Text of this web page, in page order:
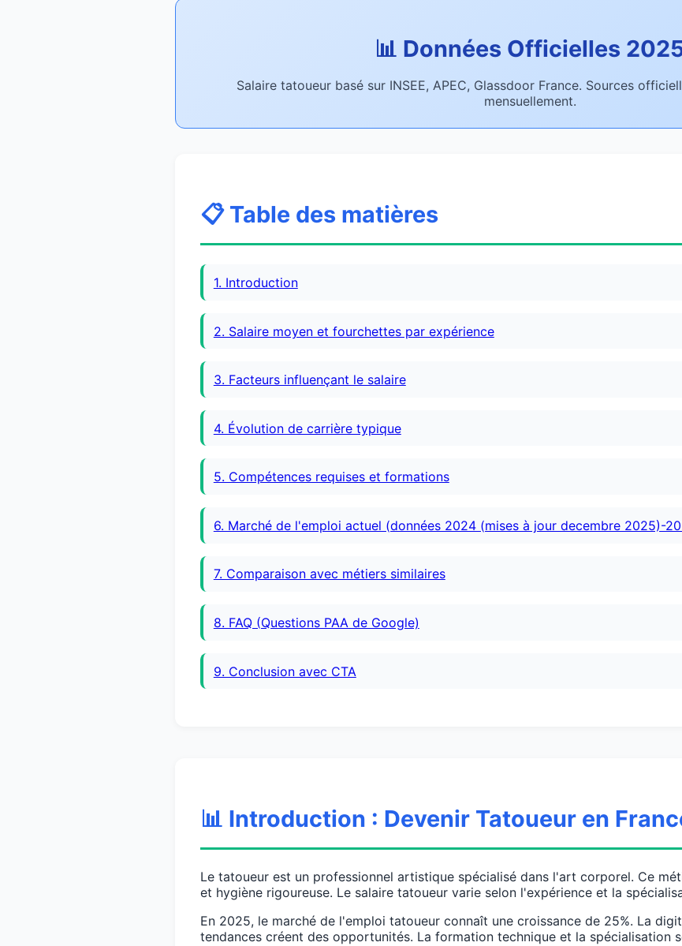
📊 Données Officielles
Salaire tatoueur basé sur INSEE, APEC, Glassdoor France. Sources
mensuellement.
📋 Table des matières
1. Introduction
2. Salaire moyen et fourchettes par expérience
3. Facteurs influençant le salaire
4. Évolution de carrière typique
5. Compétences requises et formations
6. Marché de l'emploi actuel (données 2024 (mises à jour decembre 2025)-
7. Comparaison avec métiers similaires
8. FAQ (Questions PAA de Google)
9. Conclusion avec CTA
📊 Introduction : Devenir Tatoueur en
Le tatoueur est un professionnel artistique spécialisé dans l'art corporel. Ce
et hygiène rigoureuse. Le salaire tatoueur varie selon l'expérience et la
En 2025, le marché de l'emploi tatoueur connaît une croissance de 25%. La
tendances créent des opportunités. La formation technique et la spécialisation